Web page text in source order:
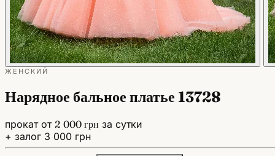
ЖЕНСКИЙ
Нарядное бальное платье 13728
прокат от 2 000 грн за сутки
+ залог 3 000 грн